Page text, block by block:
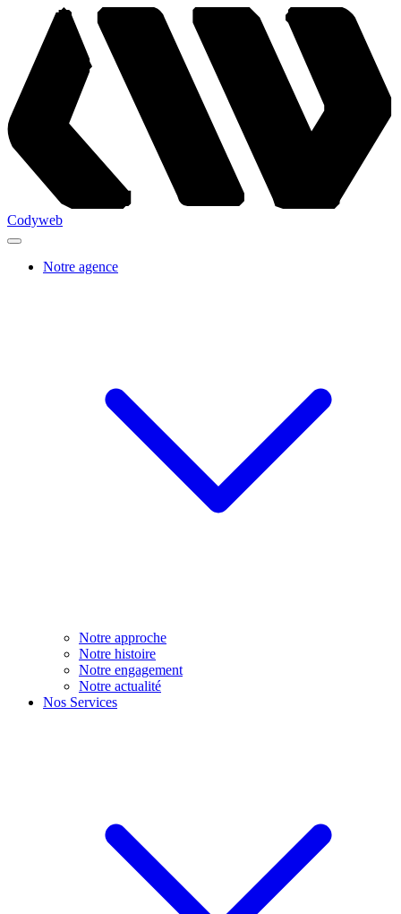
Codyweb
Notre agence
Notre approche
Notre histoire
Notre engagement
Notre actualité
Nos Services